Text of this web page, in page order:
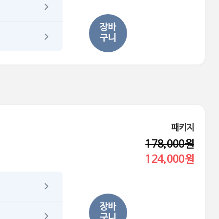
장바
구니
패키지
178,000원
124,000원
장바